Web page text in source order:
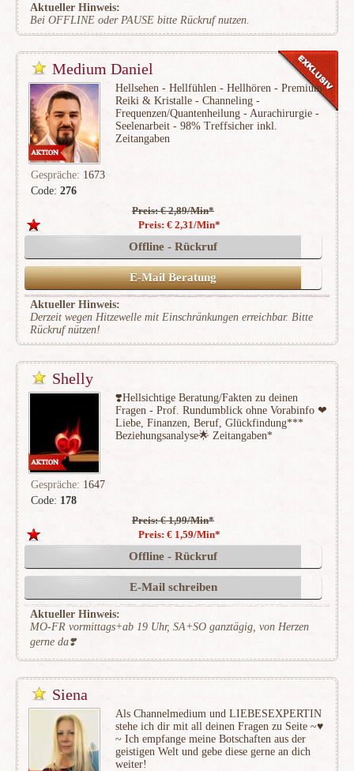
Aktueller Hinweis:
Bei OFFLINE oder PAUSE bitte Rückruf nutzen.
Medium Daniel
Code: 276
Hellsehen - Hellfühlen - Hellhören - Premium
Reiki & Kristalle - Channeling -
Frequenzen/Quantenheilung - Aurachirurgie -
Seelenarbeit - 98% Treffsicher inkl.
Zeitangaben
Gespräche: 1673
Preis: € 2,89/Min*
Preis: € 2,31/Min*
Offline - Rückruf
E-Mail Beratung
Aktueller Hinweis:
Derzeit wegen Hitzewelle mit Einschränkungen erreichbar. Bitte
Rückruf nützen!
Shelly
Code: 178
❣️Hellsichtige Beratung/Fakten zu deinen
Fragen - Prof. Rundumblick ohne Vorabinfo ❤
Liebe, Finanzen, Beruf, Glückfindung***
Beziehungsanalyse🌟 Zeitangaben*
Gespräche: 1647
Preis: € 1,99/Min*
Preis: € 1,59/Min*
Offline - Rückruf
E-Mail schreiben
Aktueller Hinweis:
MO-FR vormittags+ab 19 Uhr, SA+SO ganztägig, von Herzen
gerne da❣️
Siena
Als Channelmedium und LIEBESEXPERTIN
stehe ich dir mit all deinen Fragen zu Seite ~♥
~ Ich empfange meine Botschaften aus der
geistigen Welt und gebe diese gerne an dich
weiter!